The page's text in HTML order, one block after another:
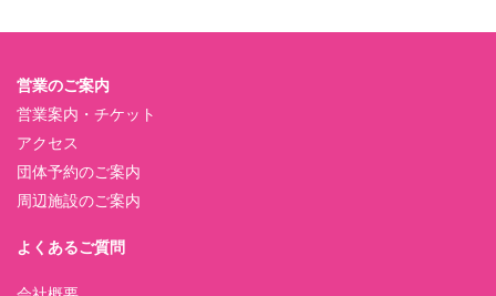
営業のご案内
営業案内・チケット
アクセス
団体予約のご案内
周辺施設のご案内
よくあるご質問